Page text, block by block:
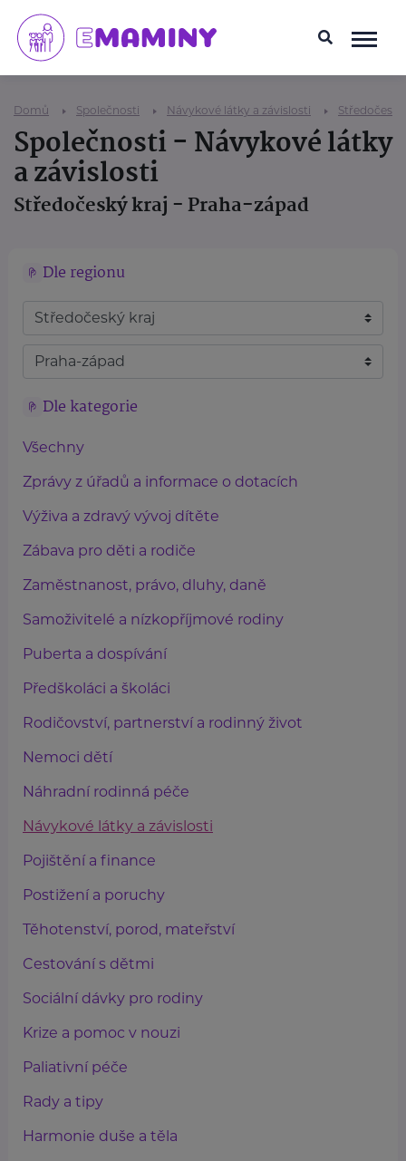
Domů Společnosti Návykové látky a závislosti
Společnosti - Návykové látky
a závislosti
Středočeský kraj - Praha-západ
Dle regionu
Dle kategorie
Všechny
Zprávy z úřadů a informace o dotacích
Výživa a zdravý vývoj dítěte
Zábava pro děti a rodiče
Zaměstnanost, právo, dluhy, daně
Samoživitelé a nízkopříjmové rodiny
Puberta a dospívání
Předškoláci a školáci
Rodičovství, partnerství a rodinný život
Nemoci dětí
Náhradní rodinná péče
Návykové látky a závislosti
Pojištění a finance
Postižení a poruchy
Těhotenství, porod, mateřství
Cestování s dětmi
Sociální dávky pro rodiny
Krize a pomoc v nouzi
Paliativní péče
Rady a tipy
Harmonie duše a těla